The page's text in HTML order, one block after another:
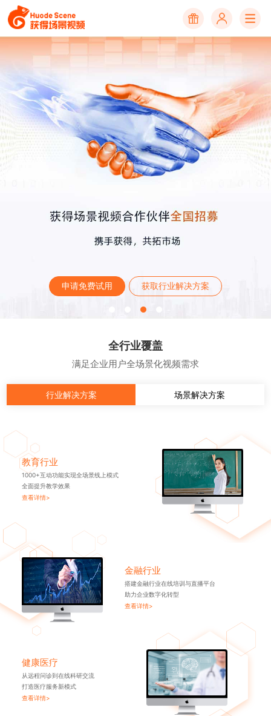
申请免费试用 获取行业解决方案
全行业覆盖
满足企业用户全场景化视频需求
行业解决方案 场景解决方案
教育行业
1000+互动功能实现全场景线上模式
全面提升教学效果
查看详情>
金融行业
搭建金融行业在线培训与直播平台
助力企业数字化转型
查看详情>
健康医疗
从远程问诊到在线科研交流
打造医疗服务新模式
查看详情>